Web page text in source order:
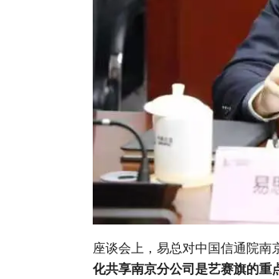
座谈会上，易总对中国信通院南
化共享南京分公司是艺赛旗的